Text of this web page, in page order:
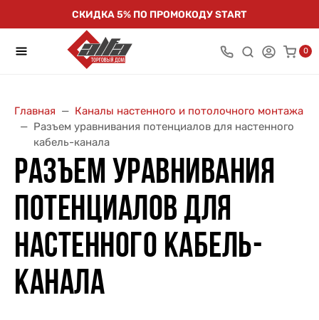
СКИДКА 5% ПО ПРОМОКОДУ START
0
Главная
Каналы настенного и потолочного монтажа
Разъем уравнивания потенциалов для настенного
кабель-канала
РАЗЪЕМ УРАВНИВАНИЯ
ПОТЕНЦИАЛОВ ДЛЯ
НАСТЕННОГО КАБЕЛЬ-
КАНАЛА